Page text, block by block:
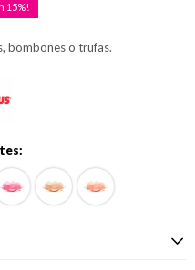
15
bombones o trufas.